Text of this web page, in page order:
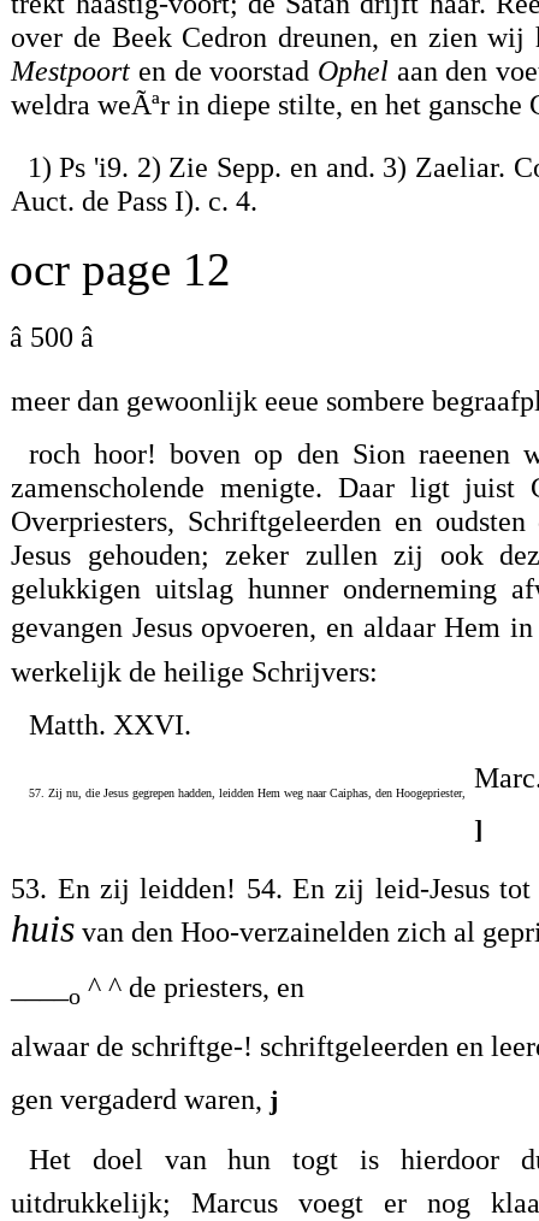
over de Beek Cedron dreunen, en zien
Mestpoort en de voorstad Ophel aan den
weldra weÃªr in diepe stilte, en het gansche
1) Ps 'i9. 2) Zie Sepp. en and. 3) Zaeliar.
Auct. de Pass I). c. 4.
ocr page 12
â 500 â
meer dan gewoonlijk eeue sombere
roch hoor! boven op den Sion raeenen
zamenscholende menigte. Daar ligt juist
Overpriesters, Schriftgeleerden en
Jesus gehouden; zeker zullen zij ook
gelukkigen uitslag hunner onderneming
gevangen Jesus opvoeren, en aldaar Hem
werkelijk de heilige Schrijvers:
Matth. XXVI.
57. Zij nu, die Jesus gegrepen hadden, leidden Hem weg naar Caiphas, den Hoogepriester,
]
53. En zij leidden! 54. En zij leid-Jesus tot
huis van den Hoo-verzainelden zich al
o ^ ^ de priesters, en
alwaar de schriftge-! schriftgeleerden en
gen vergaderd waren, j
Het doel van hun togt is hierdoor
uitdrukkelijk; Marcus voegt er nog